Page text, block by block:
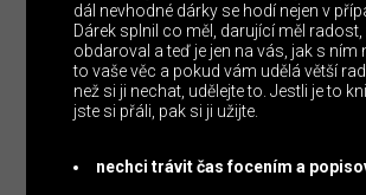
dál nevhodné dárky se hodí nejen v
Dárek splnil co měl, darující měl radost,
obdaroval a teď je jen na vás, jak s ním
to vaše věc a pokud vám udělá větší
než si ji nechat, udělejte to. Jestli je to
jste si přáli, pak si ji užijte.
nechci trávit čas focením a